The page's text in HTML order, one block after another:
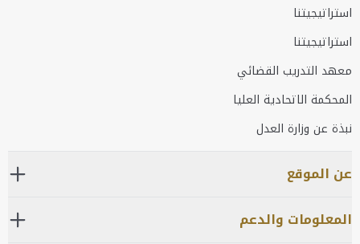
استراتيجيتنا
استراتيجيتنا
معهد التدريب القضائي
المحكمة الاتحادية العليا
نبذة عن وزارة العدل
عن الموقع
المعلومات والدعم